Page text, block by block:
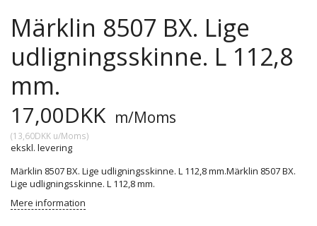
Märklin 8507 BX. Lige
udligningsskinne. L 112,8
mm.
17,00DKK m/Moms
(13,60DKK u/Moms)
ekskl. levering
Märklin 8507 BX. Lige udligningsskinne. L 112,8 mm.Märklin 8507 BX.
Lige udligningsskinne. L 112,8 mm.
Mere information